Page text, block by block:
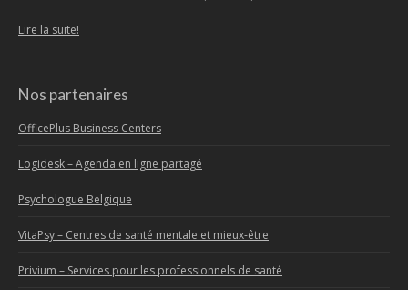
Lire la suite!
Nos partenaires
OfficePlus Business Centers
Logidesk – Agenda en ligne partagé
Psychologue Belgique
VitaPsy – Centres de santé mentale et mieux-être
Privium – Services pour les professionnels de santé